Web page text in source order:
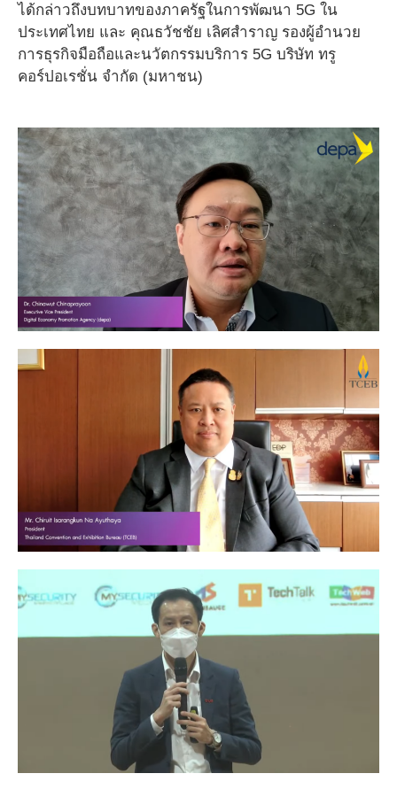
ได้กล่าวถึงบทบาทของภาครัฐในการพัฒนา 5G ใน
ประเทศไทย และ คุณธวัชชัย เลิศสำราญ รองผู้อำนวย
การธุรกิจมือถือและนวัตกรรมบริการ 5G บริษัท ทรู
คอร์ปอเรชั่น จำกัด (มหาชน)